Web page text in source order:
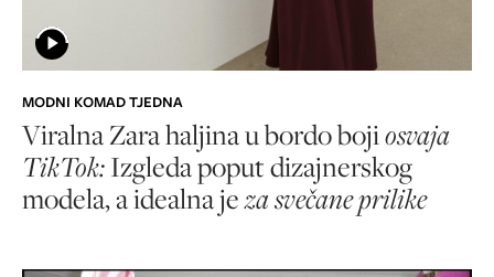
MODNI KOMAD TJEDNA
Viralna Zara haljina u bordo bojiosvaja
TikTok:Izgleda poput dizajnerskog
modela, a idealna jeza svečane prilike